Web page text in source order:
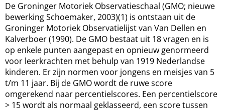
De Groninger Motoriek Observatieschaal (GMO; nieuwe
bewerking Schoemaker, 2003)(1) is ontstaan uit de
Groninger Motoriek Observatielijst van Van Dellen en
Kalverboer (1990). De GMO bestaat uit 18 vragen en is
op enkele punten aangepast en opnieuw genormeerd
voor leerkrachten met behulp van 1919 Nederlandse
kinderen. Er zijn normen voor jongens en meisjes van 5
t/m 11 jaar. Bij de GMO wordt de ruwe score
omgerekend naar percentielscores. Een percentielscore
> 15 wordt als normaal geklasseerd, een score tussen